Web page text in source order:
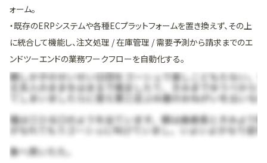
ォーム。
・既存のERPシステムや各種ECプラットフォームを置き換えず、その上
に統合して機能し、注文処理 / 在庫管理 / 需要予測から請求までのエ
ンドツーエンドの業務ワークフローを自動化する。